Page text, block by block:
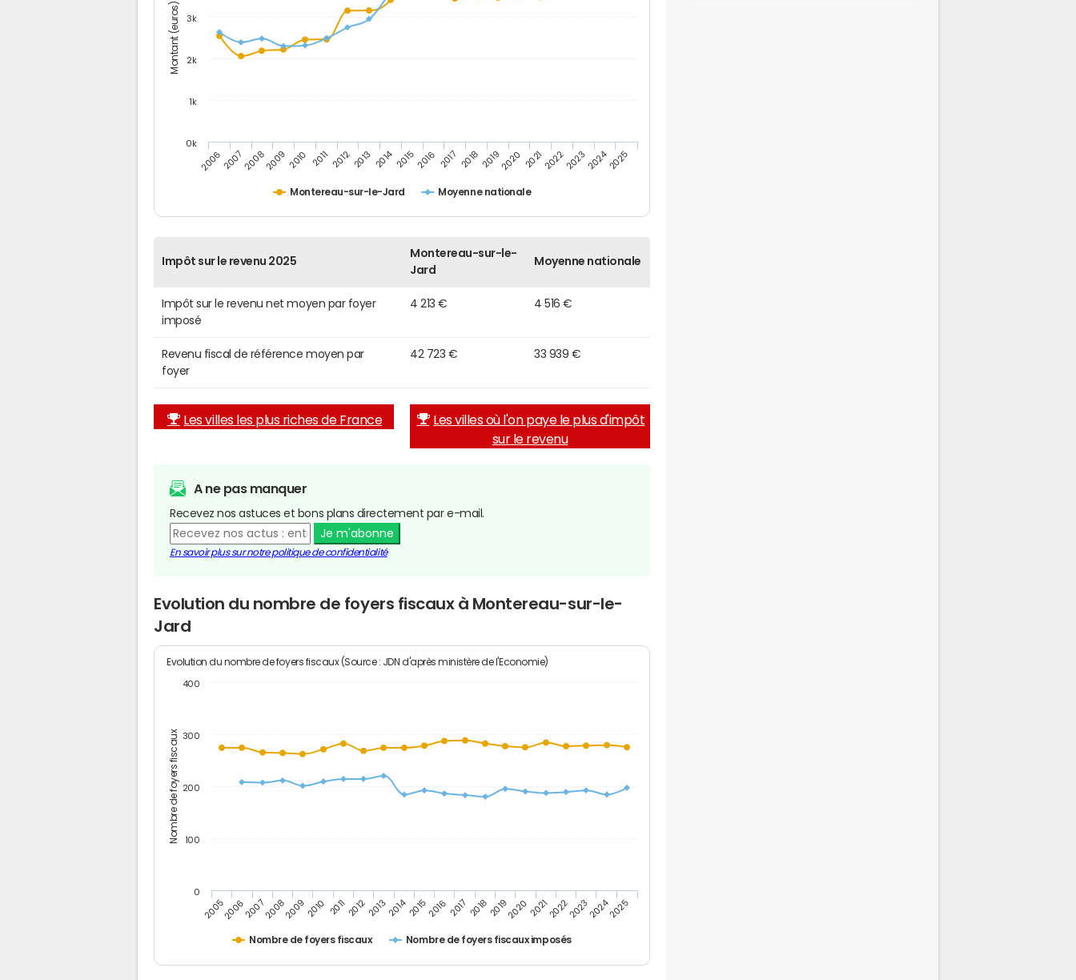
Montant (euros)
Montereau-sur-le-Jard Moyenne nationale
20062007200820092010 2011 20122013 201420152016 2017 201820192020 20212022202320242025
0k
1k
2k
3k
Impôt sur le revenu 2025
Montereau-sur-le-
Jard
Moyenne nationale
Impôt sur le revenu net moyen par foyer
imposé
4 213 € 4 516 €
Revenu fiscal de référence moyen par
foyer
42 723 € 33 939 €
Les villes les plus riches de France
Les villes où l'on paye le plus d'impôt
sur le revenu
A ne pas manquer
Recevez nos astuces et bons plans directement par e-mail.
Je m'abonne
En savoir plus sur notre politique de confidentialité
Evolution du nombre de foyers fiscaux à Montereau-sur-le-
Jard
Nombre de foyers fiscaux
Evolution du nombre de foyers fiscaux (Source : JDN d'après ministère de l'Economie)
Nombre de foyers fiscaux Nombre de foyers fiscaux imposés
200520062007200820092010 201120122013201420152016 2017 20182019202020212022202320242025
0
100
200
300
400